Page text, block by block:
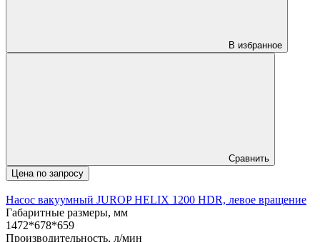
В избранное
Сравнить
Цена по запросу
Насос вакуумный JUROP HELIX 1200 HDR, левое вращение
Габаритные размеры, мм
1472*678*659
Производительность, л/мин